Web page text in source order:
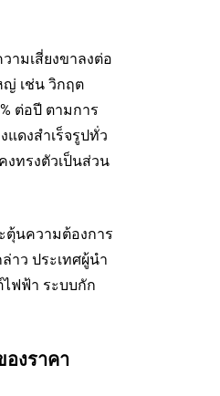
ามเสี่ยงขาลงต่อ
ญ่ เช่น วิกฤต
ต่อปี ตามการ
ดงสำเร็จรูปทั่ว
งทรงตัวเป็นส่วน
ตุ้นความต้องการ
าว ประเทศผู้นำ
ไฟฟ้า ระบบกัก
งราคา